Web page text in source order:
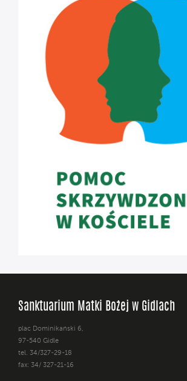
Sanktuarium Matki Bożej w Gidlach
plac Dominikański 6,
97-540 Gidle
tel. 34/327-29-18
fax: 34/ 327-21-16